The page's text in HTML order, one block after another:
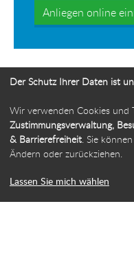
Anliegen online
Ihr Weg zur
© 2026 Die
Der Schutz Ihrer Daten ist
Wir verwenden Cookies und
Zustimmungsverwaltung,
& Barrierefreiheit. Sie
Ändern oder zurückziehen.
Lassen Sie mich wählen